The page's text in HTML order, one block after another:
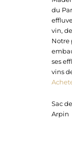
du
vin,
Notre
ses
vins
Sac
Arpin